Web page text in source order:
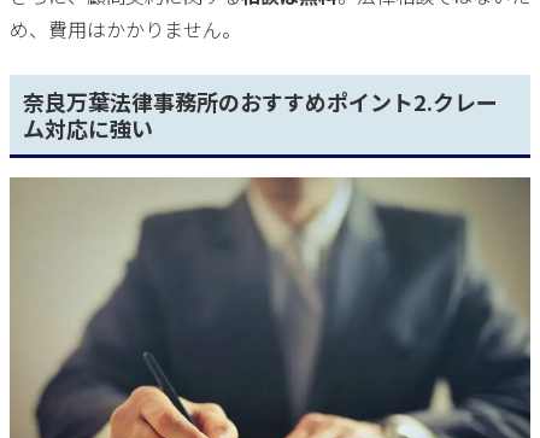
め、費用はかかりません。
奈良万葉法律事務所のおすすめポイント2.クレー
ム対応に強い